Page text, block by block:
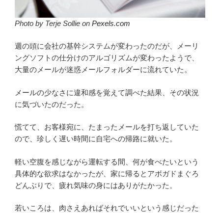
Photo by Terje Sollie on Pexels.com
週の頭に会社の基幹システムが変わったのだが、メーリ
ングソフトの仕分けのアルゴリズムが変わったようで、
大量のメールが迷惑メールフォルダーに流れていた。
メールの少なさに違和感を覚えて調べた結果、その状況
に気づいたのだった。
慌てて、お客様宛に、たまったメールを打ち返していた
ので、珍しく遅い時間に自宅への帰路に就いた。
軽い空腹を感じながら運転する間、何が食べたいという
具体的な欲求はなかったが、家に帰るとアボガドまぐろ
どんぶりで、疲れ気味の身にはありがたかった。
若いころは、肉さえあればそれでいいという感じだった